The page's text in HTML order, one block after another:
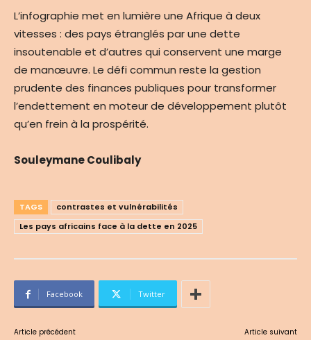
L’infographie met en lumière une Afrique à deux
vitesses : des pays étranglés par une dette
insoutenable et d’autres qui conservent une marge
de manœuvre. Le défi commun reste la gestion
prudente des finances publiques pour transformer
l’endettement en moteur de développement plutôt
qu’en frein à la prospérité.
Souleymane Coulibaly
TAGS
contrastes et vulnérabilités
Les pays africains face à la dette en 2025
Facebook Twitter
Article précédent Article suivant